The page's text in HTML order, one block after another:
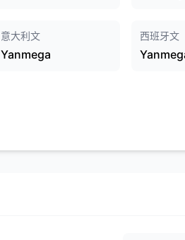
意大利文
Yanmega
西班牙文